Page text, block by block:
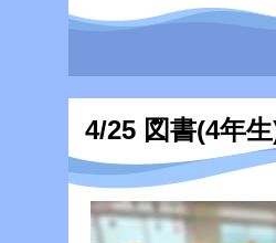
4/25 図書(4年